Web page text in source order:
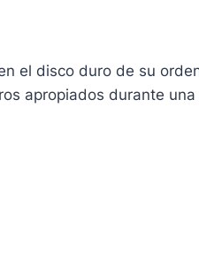
el disco duro de su
apropiados durante una